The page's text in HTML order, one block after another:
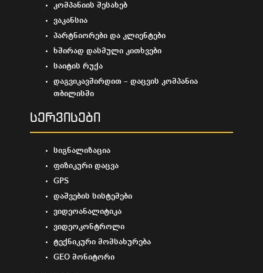
კომპანიის შესახებ
ვაკანსია
პარტნიორები და კლიენტები
ხშირად დასმული კითხვები
საიტის რუქა
დაგვიკავშირდით – დაცვის კომპანია
თბილისში
სერვისები
სიგნალიზაცია
ფიზიკური დაცვა
GPS
დაშვების სისტემები
ვიდეოანალიტიკა
ვიდეოკონტროლი
ტექნიკური მომსახურება
GEO მონიტორი